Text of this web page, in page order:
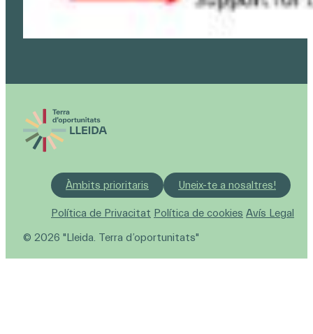
Àmbits prioritaris Uneix-te a nosaltres!
Política de Privacitat Política de cookies Avís Legal
© 2026 "Lleida. Terra d’oportunitats"